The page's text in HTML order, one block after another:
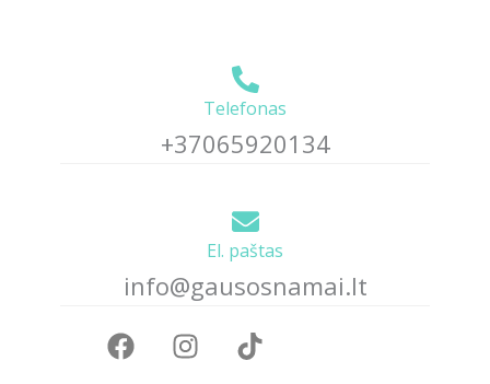
Telefonas
+37065920134
El. paštas
info@gausosnamai.lt
a
c
n i
k